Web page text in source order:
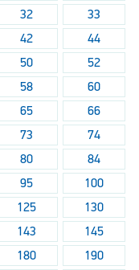
32
33
42
44
50
52
58
60
65
66
73
74
80
84
95
100
125
130
143
145
180
190